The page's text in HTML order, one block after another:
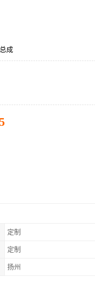
成
定制
定制
扬州